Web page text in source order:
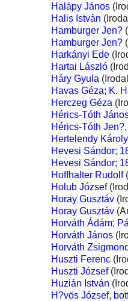
Halápy János
Halis István
Hamburger Jen?
Hamburger Jen?
Harkányi Ede
Hartai László
Háry Gyula
Havas Géza; K.
Herczeg Géza
Hérics-Tóth
Hérics-Tóth
Hertelendy
Hevesi Sándor;
Hevesi Sándor;
Hoffhalter Rudolf
Holub József
Horay Gusztáv
Horay Gusztáv
Horváth Ádám;
Horváth János
Horváth
Huszti Ferenc
Huszti József
Huzián István
H?vös József,